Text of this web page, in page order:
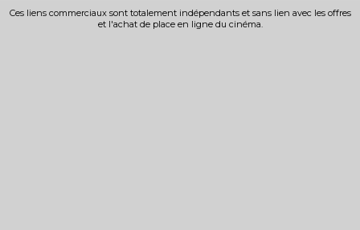
Ces liens commerciaux sont totalement indépendants et sans lien avec les offres
et l'achat de place en ligne du cinéma.